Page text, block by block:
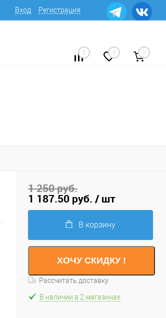
Вход Регистрация
0 0 0
1 250 руб.
1 187.50 руб. / шт
В корзину
ХОЧУ СКИДКУ !
Рассчитать доставку
В наличии в 2 магазинах